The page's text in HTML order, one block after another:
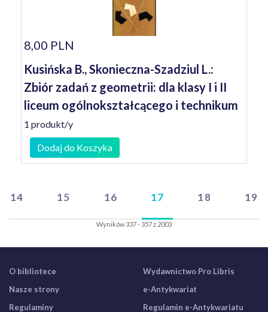
8,00 PLN
Kusińska B., Skonieczna-Szadziul L.:
Zbiór zadań z geometrii: dla klasy I i II
liceum ogólnokształcącego i technikum
1 produkt/y
Dodaj do Koszyka
14 15 16 17 18 19
Wyników 337 - 357 z 2003
O bibliotece
Nasze strony
Regulaminy
Wydawnictwo Pro Libris
e-Antykwariat
Regulamin e-Antykwariatu